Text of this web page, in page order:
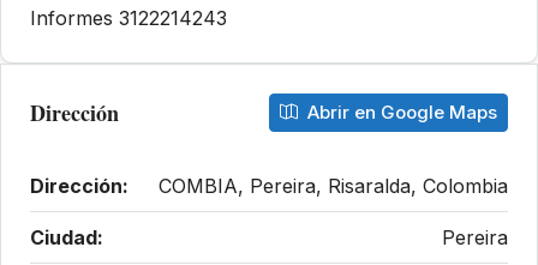
Informes 3122214243
Dirección Abrir en Google Maps
Dirección: COMBIA, Pereira, Risaralda, Colombia
Ciudad: Pereira